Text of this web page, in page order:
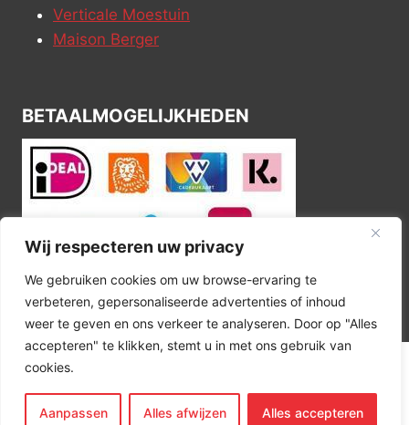
Wij respecteren uw privacy
We gebruiken cookies om uw browse-ervaring te
verbeteren, gepersonaliseerde advertenties of inhoud
weer te geven en ons verkeer te analyseren. Door op "Alles
accepteren" te klikken, stemt u in met ons gebruik van
cookies.
Aanpassen Alles afwijzen Alles accepteren
Verticale Moestuin
Maison Berger
BETAALMOGELIJKHEDEN
© 2026 Kitchen Corner